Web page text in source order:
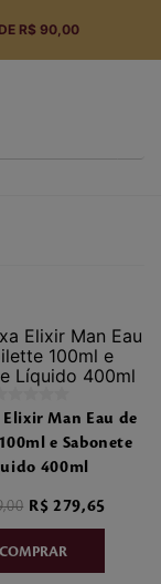
R$ 90,00
Elixir Man Eau de
e Sabonete
400ml
,00 R$ 279,65